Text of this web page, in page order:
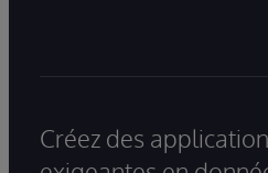
Créez des